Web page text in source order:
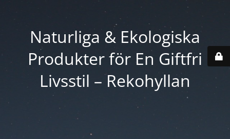
Naturliga & Ekologiska
Produkter för En Giftfri
Livsstil – Rekohyllan